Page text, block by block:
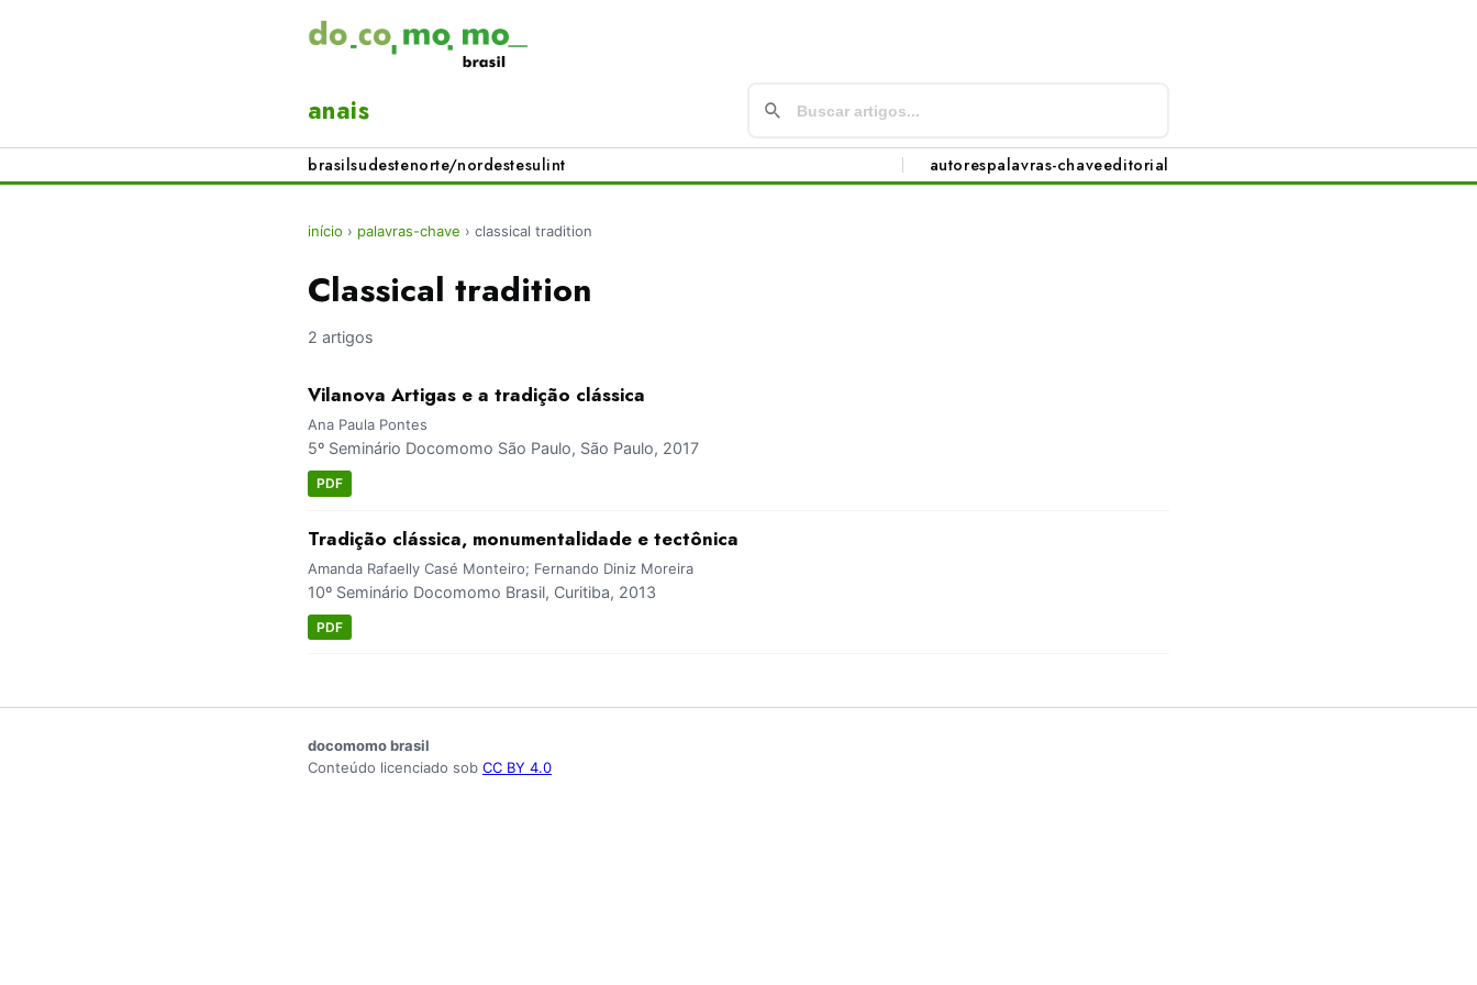
anais
brasilsudestenorte/nordestesulint autorespalavras-chaveeditorial
início › palavras-chave › classical tradition
Classical tradition
2 artigos
Vilanova Artigas e a tradição clássica
Ana Paula Pontes
5º Seminário Docomomo São Paulo, São Paulo, 2017
PDF
Tradição clássica, monumentalidade e tectônica
Amanda Rafaelly Casé Monteiro; Fernando Diniz Moreira
10º Seminário Docomomo Brasil, Curitiba, 2013
PDF
docomomo brasil
Conteúdo licenciado sob CC BY 4.0